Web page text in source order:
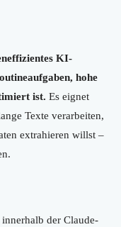
KI-
hohe
ist. Es eignet
Texte verarbeiten,
extrahieren willst –
der Claude-